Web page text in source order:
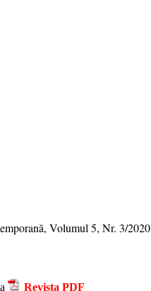
Volumul 5, Nr. 3/2020
Revista PDF